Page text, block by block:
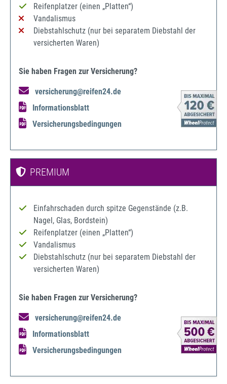
Reifenplatzer (einen „Platten“)
Vandalismus
Diebstahlschutz (nur bei separatem Diebstahl der
versicherten Waren)
Sie haben Fragen zur Versicherung?
versicherung@reifen24.de
Informationsblatt
Versicherungsbedingungen
PREMIUM
Einfahrschaden durch spitze Gegenstände (z.B.
Nagel, Glas, Bordstein)
Reifenplatzer (einen „Platten“)
Vandalismus
Diebstahlschutz (nur bei separatem Diebstahl der
versicherten Waren)
Sie haben Fragen zur Versicherung?
versicherung@reifen24.de
Informationsblatt
Versicherungsbedingungen